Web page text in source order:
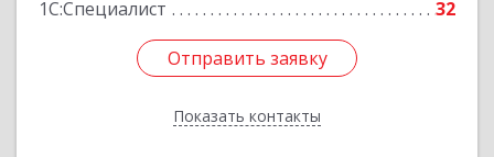
1С:Специалист
32
Отправить заявку
Показать контакты
Отправить заявку
Назад